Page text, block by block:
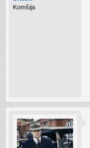
Komšija